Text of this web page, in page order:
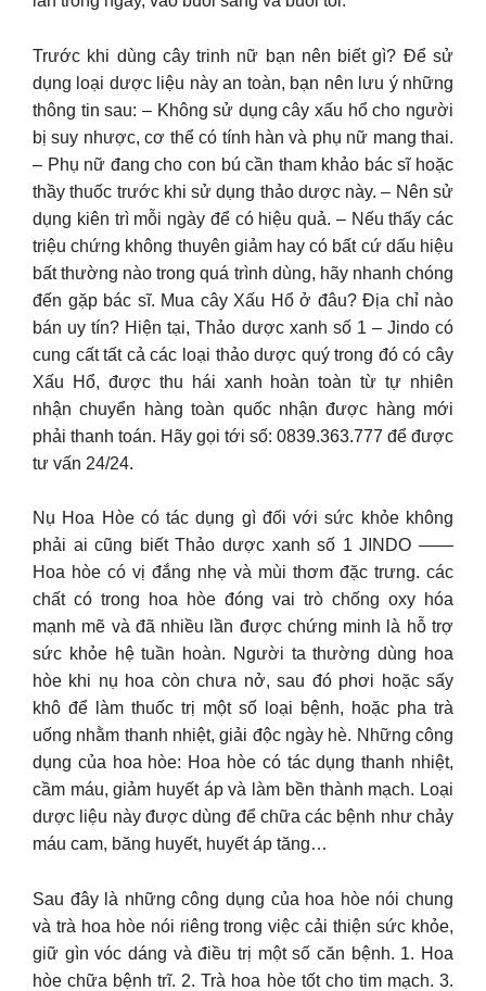
Trước khi dùng cây trinh nữ bạn nên biết gì? Để sử
dụng loại dược liệu này an toàn, bạn nên lưu ý những
thông tin sau: – Không sử dụng cây xấu hổ cho người
bị suy nhược, cơ thể có tính hàn và phụ nữ mang thai.
– Phụ nữ đang cho con bú cần tham khảo bác sĩ hoặc
thầy thuốc trước khi sử dụng thảo dược này. – Nên sử
dụng kiên trì mỗi ngày để có hiệu quả. – Nếu thấy các
triệu chứng không thuyên giảm hay có bất cứ dấu hiệu
bất thường nào trong quá trình dùng, hãy nhanh chóng
đến gặp bác sĩ. Mua cây Xấu Hổ ở đâu? Địa chỉ nào
bán uy tín? Hiện tại, Thảo dược xanh số 1 – Jindo có
cung cất tất cả các loại thảo dược quý trong đó có cây
Xấu Hổ, được thu hái xanh hoàn toàn từ tự nhiên
nhận chuyển hàng toàn quốc nhận được hàng mới
phải thanh toán. Hãy gọi tới số: 0839.363.777 để được
tư vấn 24/24.
Nụ Hoa Hòe có tác dụng gì đối với sức khỏe không
phải ai cũng biết Thảo dược xanh số 1 JINDO ——
Hoa hòe có vị đắng nhẹ và mùi thơm đặc trưng. các
chất có trong hoa hòe đóng vai trò chống oxy hóa
mạnh mẽ và đã nhiều lần được chứng minh là hỗ trợ
sức khỏe hệ tuần hoàn. Người ta thường dùng hoa
hòe khi nụ hoa còn chưa nở, sau đó phơi hoặc sấy
khô để làm thuốc trị một số loại bệnh, hoặc pha trà
uống nhằm thanh nhiệt, giải độc ngày hè. Những công
dụng của hoa hòe: Hoa hòe có tác dụng thanh nhiệt,
cầm máu, giảm huyết áp và làm bền thành mạch. Loại
dược liệu này được dùng để chữa các bệnh như chảy
máu cam, băng huyết, huyết áp tăng…
Sau đây là những công dụng của hoa hòe nói chung
và trà hoa hòe nói riêng trong việc cải thiện sức khỏe,
giữ gìn vóc dáng và điều trị một số căn bệnh. 1. Hoa
hòe chữa bệnh trĩ. 2. Trà hoa hòe tốt cho tim mạch. 3.